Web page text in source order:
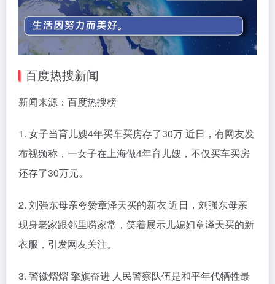
百度热搜新闻
新闻来源：百度热搜榜
1. 女子当育儿嫂4年买车买房存了30万 近日，有网友发
布视频称，一女子在上海做4年育儿嫂，不仅买车买房
还存了30万元。
2. 刘强东母亲夸赞章泽天买的新衣 近日，刘强东母亲
现身老家跟邻里唠家常，笑着展示儿媳妇章泽天买的新
衣服，引发网友关注。
3. 警徽熠熠 擎旗奋进 人民警察队伍是和平年代牺牲最